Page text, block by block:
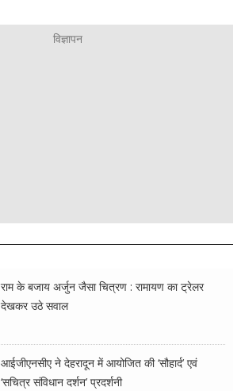
राम के बजाय अर्जुन जैसा चित्रण : रामायण का ट्रेलर
देखकर उठे सवाल
आईजीएनसीए ने देहरादून में आयोजित की ‘सौहार्द’ एवं
‘सचित्र संविधान दर्शन’ प्रदर्शनी